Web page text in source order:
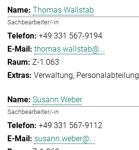
Thomas Wallstab
Sachbearbeiter/-in
+49 331 567-9194
thomas.wallstab@...
Z-1.063
Verwaltung Personalabteilung
Susann Weber
Sachbearbeiter/-in
+49 331 567-9112
susann.weber@...